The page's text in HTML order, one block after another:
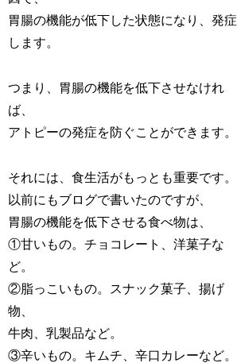
胃腸の機能が低下した状態になり、発症
します。
つまり、胃腸の機能を低下させなけれ
ば、
アトピーの発症を防ぐことができます。
それには、食生活がもっとも重要です。
以前にもブログで書いたのですが、
胃腸の機能を低下させる食べ物は、
①甘いもの。チョコレート、洋菓子な
ど。
②脂っこいもの。スナック菓子、揚げ
物、
牛肉、乳製品など。
③辛いもの。キムチ、辛口カレーなど。